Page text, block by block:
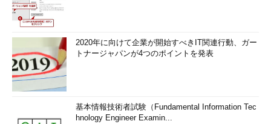
2020年に向けて企業が開始すべきIT関連行動、ガー
トナージャパンが4つのポイントを発表
基本情報技術者試験（Fundamental Information Tec
hnology Engineer Examin...